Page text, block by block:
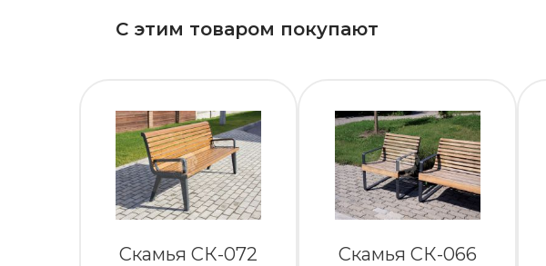
С этим товаром покупают
Скамья СК-072
Скамья СК-066